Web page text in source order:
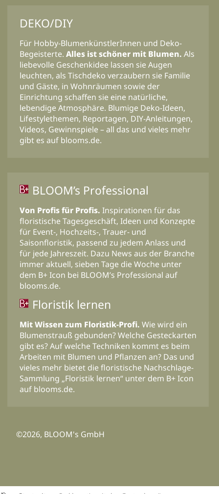
DEKO/DIY
Für Hobby-BlumenkünstlerInnen und Deko-
Begeisterte. Alles ist schöner mit Blumen. Als
liebevolle Geschenkidee lassen sie Augen
leuchten, als Tischdeko verzaubern sie Familie
und Gäste, in Wohnräumen sowie der
Einrichtung schaffen sie eine natürliche,
lebendige Atmosphäre. Blumige Deko-Ideen,
Lifestylethemen, Reportagen, DIY-Anleitungen,
Videos, Gewinnspiele – all das und vieles mehr
gibt es auf blooms.de.
BLOOM’s Professional
Von Profis für Profis. Inspirationen für das
floristische Tagesgeschäft, Ideen und Konzepte
für Event-, Hochzeits-, Trauer- und
Saisonfloristik, passend zu jedem Anlass und
für jede Jahreszeit. Dazu News aus der Branche
immer aktuell, sieben Tage die Woche unter
dem B+ Icon bei BLOOM’s Professional auf
blooms.de.
Floristik lernen
Mit Wissen zum Floristik-Profi. Wie wird ein
Blumenstrauß gebunden? Welche Gesteckarten
gibt es? Auf welche Techniken kommt es beim
Arbeiten mit Blumen und Pflanzen an? Das und
vieles mehr bietet die floristische Nachschlage-
Sammlung „Floristik lernen“ unter dem B+ Icon
auf blooms.de.
©2026, BLOOM's GmbH